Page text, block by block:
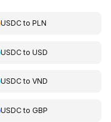
USDCtoPLN
USDCtoUSD
USDCtoVND
USDCtoGBP